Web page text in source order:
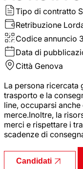
Tipo di contratto
Retribuzione
Codice annuncio
Data di
Città Genova
La persona ricercata
trasporto e la
line, occuparsi
merce.Inoltre, la
merci e rispettare i
scadenze di
Candidati